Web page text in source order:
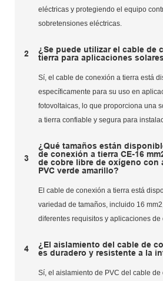
eléctricas y protegiendo el equipo
sobretensiones eléctricas.
2
¿Se puede utilizar el cable de
tierra para aplicaciones
Sí, el cable de conexión a tierra está
específicamente para su uso en
fotovoltaicas, lo que proporciona una
a tierra confiable y segura para
3
¿Qué tamaños están
de conexión a tierra CE-16
de cobre libre de oxígeno con
PVC verde amarillo?
El cable de conexión a tierra está
variedad de tamaños, incluido 16
diferentes requisitos y aplicaciones de
4
¿El aislamiento del cable de
es duradero y resistente a la
Sí, el aislamiento de PVC del cable de